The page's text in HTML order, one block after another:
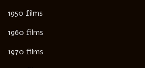
1950 films
1960 films
1970 films